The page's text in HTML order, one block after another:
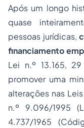
Após um longo
quase
pessoas jurídicas,
financiamento
Lei n.º 13.165,
promover uma
alterações nas
n.º 9.096/1995
4.737/1965